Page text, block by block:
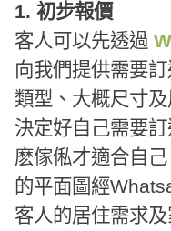
1. 初步報價
客人可以先透過
向我們提供需要
類型、大概尺寸
決定好自己需要
麽傢俬才適合自
的平面圖經
客人的居住需求